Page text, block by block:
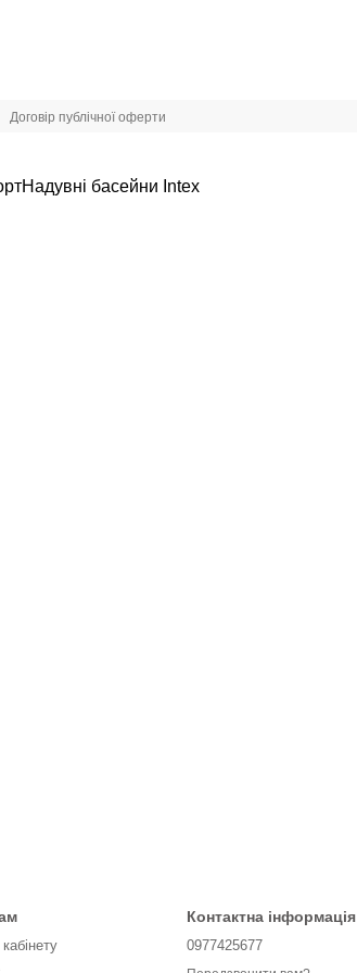
Договір публічної оферти
Надувні басейни Intex
Контактна інформація
0977425677